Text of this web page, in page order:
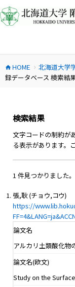
ン
テ
ス
キ
home HOME chevron_right 北海道大学
録データベース 検索結
検索結果
文字コードの制約が
る表示があります。
1 件見つかりました。
張,耿 (チョウ,コウ)
https://
論文名
アルカリ土類酸化物
論文名(欧文)
Study on the